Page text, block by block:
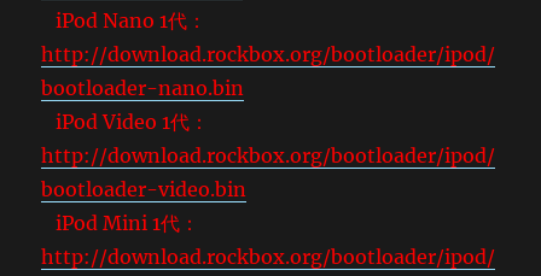
iPod Nano 1代：
http://download.rockbox.org/bootloader/ipod/
bootloader-nano.bin
iPod Video 1代：
http://download.rockbox.org/bootloader/ipod/
bootloader-video.bin
iPod Mini 1代：
http://download.rockbox.org/bootloader/ipod/